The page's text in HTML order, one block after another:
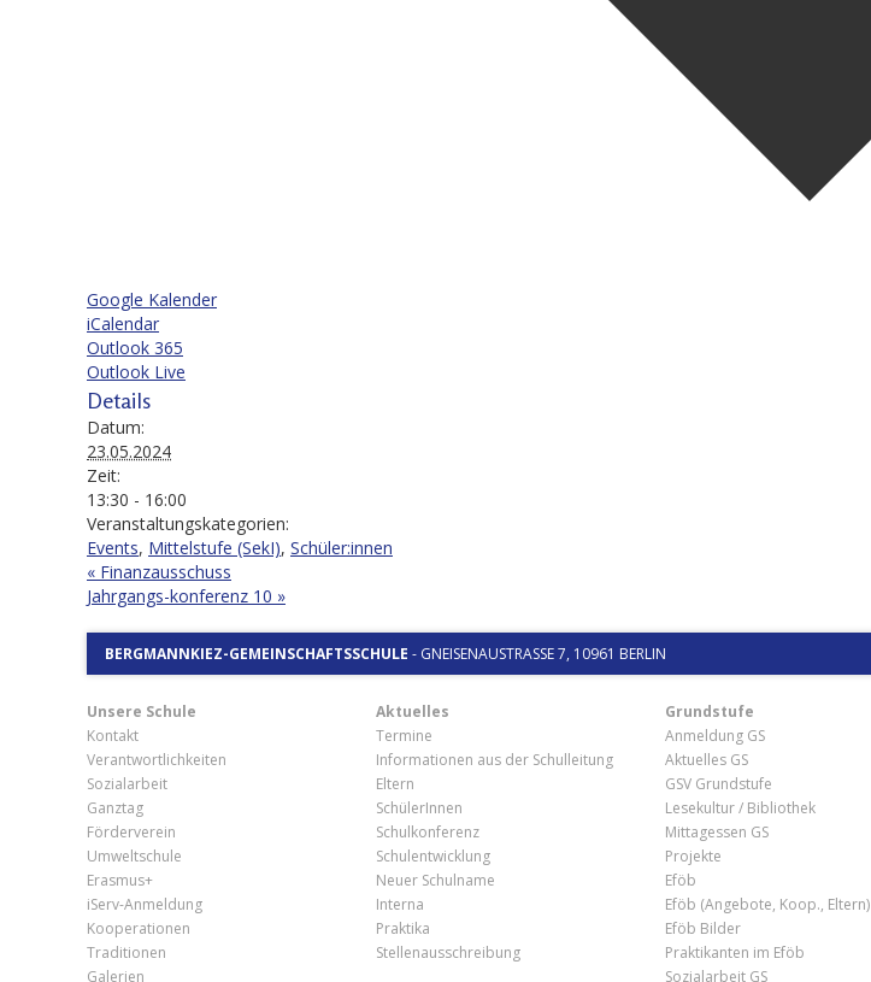
Google Kalender
iCalendar
Outlook 365
Outlook Live
Details
Datum:
23.05.2024
Zeit:
13:30 - 16:00
Veranstaltungskategorien:
Events, Mittelstufe (SekI), Schüler:innen
« Finanzausschuss
Jahrgangs-konferenz 10 »
BERGMANNKIEZ-GEMEINSCHAFTSSCHULE - GNEISENAUSTRASSE 7, 10961 BERLIN
Unsere Schule
Kontakt
Verantwortlichkeiten
Sozialarbeit
Ganztag
Förderverein
Umweltschule
Erasmus+
iServ-Anmeldung
Kooperationen
Traditionen
Galerien
Aktuelles
Termine
Informationen aus der Schulleitung
Eltern
SchülerInnen
Schulkonferenz
Schulentwicklung
Neuer Schulname
Interna
Praktika
Stellenausschreibung
Grundstufe
Anmeldung GS
Aktuelles GS
GSV Grundstufe
Lesekultur / Bibliothek
Mittagessen GS
Projekte
Eföb
Eföb (Angebote, Koop., Eltern)
Eföb Bilder
Praktikanten im Eföb
Sozialarbeit GS